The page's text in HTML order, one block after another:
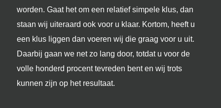
worden. Gaat het om een relatief simpele klus, dan
staan wij uiteraard ook voor u klaar. Kortom, heeft u
een klus liggen dan voeren wij die graag voor u uit.
Daarbij gaan we net zo lang door, totdat u voor de
volle honderd procent tevreden bent en wij trots
kunnen zijn op het resultaat.